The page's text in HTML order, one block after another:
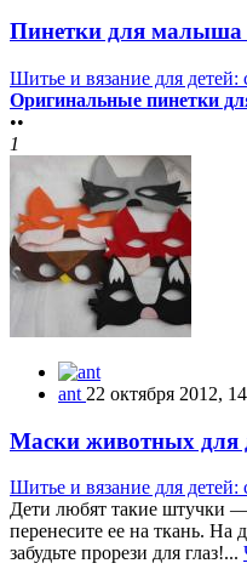
Пинетки для малыша
Шитье и вязание для
Оригинальные пинетки
••
1
ant 22 октября 2012,
Маски животных для
Шитье и вязание для
Дети любят такие штучки
перенесите ее на ткань. На
забудьте прорези для глаз!...